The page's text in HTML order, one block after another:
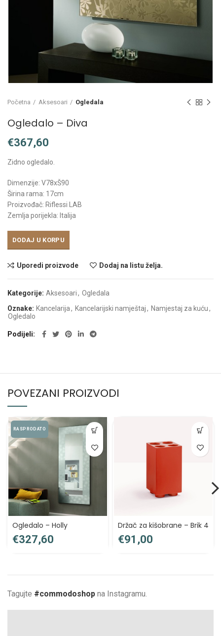
Početna Aksesoari Ogledala
Ogledalo – Diva
€
Zidno ogledalo.
Dimenzije: V78xŠ90
Širina rama: 17cm
Proizvođač: Riflessi LAB
Zemlja porijekla: Italija
DODAJ U KORPU
Uporedi proizvode Dodaj na listu želja.
Kategorije: Aksesoari, Ogledala
Oznake: Kancelarija, Kancelarijski namještaj, Namjestaj za kuću,
Ogledalo
Podijeli
POVEZANI PROIZVODI
RASPRODATO
Ogledalo – Holly
€
Držač za kišobrane – Brik 4
€
Tagujte #commodoshop na Instagramu.